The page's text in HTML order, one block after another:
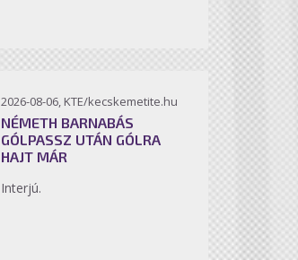
2026-08-06, KTE/kecskemetite.hu
NÉMETH BARNABÁS
GÓLPASSZ UTÁN GÓLRA
HAJT MÁR
Interjú.